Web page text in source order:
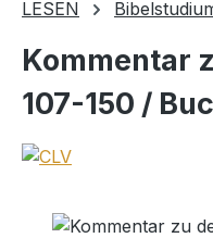
LESEN
Kommentar
107-150 /
Bildergalerie